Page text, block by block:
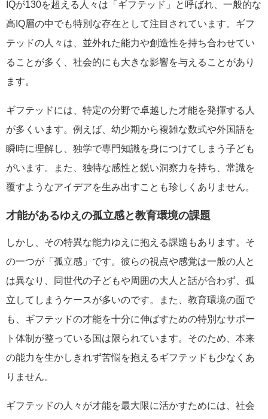
IQが130を超える人々は「ギフテッド」と呼ばれ、一般的な
高IQ層の中でも特別な存在として注目されています。ギフ
テッドの人々は、並外れた能力や創造性を持ち合わせてい
ることが多く、社会的にも大きな影響を与えることがあり
ます。
ギフテッドには、特定の分野で卓越した才能を発揮する人
が多くいます。例えば、幼少期から複雑な数式や外国語を
瞬時に理解し、独学で専門知識を身につけてしまう子ども
がいます。また、独特な感性と鋭い洞察力を持ち、常識を
覆すようなアイデアを生み出すことも珍しくありません。
才能があるゆえの孤立感と教育環境の課題
しかし、その特異な能力ゆえに抱える課題もあります。そ
の一つが「孤立感」です。彼らの視点や感覚は一般の人と
は異なり、同世代の子どもや周囲の大人と話が合わず、孤
立してしまうケースが多いのです。また、教育環境の面で
も、ギフテッドの才能を十分に伸ばすための特別なサポー
ト体制が整っている国は限られています。そのため、本来
の能力を生かしきれず苦悩を抱えるギフテッドも少なくあ
りません。
ギフテッドの人々が才能を最大限に活かすためには、社会